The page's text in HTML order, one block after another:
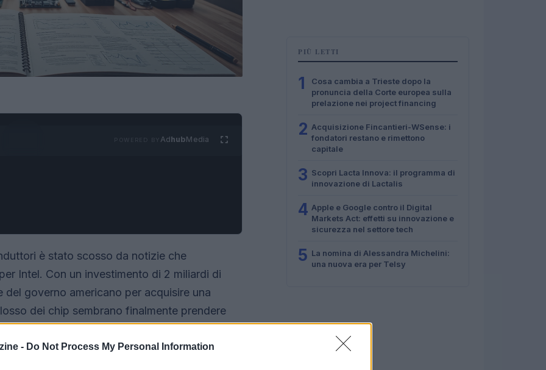
- Do Not Process My Personal Information
AdhubMedia
è stato scosso da notizie che
Intel. Con un investimento di 2 miliardi di
del governo americano per acquisire una
dei chip sembrano finalmente prendere
questo per il futuro dell’azienda? 💭
PIÙ LETTI
1
Cosa cambia a Trieste dopo la
pronuncia della Corte europea sulla
prelazione nei project financing
2 Acquisizione Fincantieri-WSense: i
fondatori restano e rimettono
capitale
3 Scopri Lacta Innova: il programma di
innovazione di Lactalis
4 Apple e Google contro il Digital
Markets Act: effetti su innovazione e
sicurezza nel settore tech
5 La nomina di Alessandra Michelini:
una nuova era per Telsy